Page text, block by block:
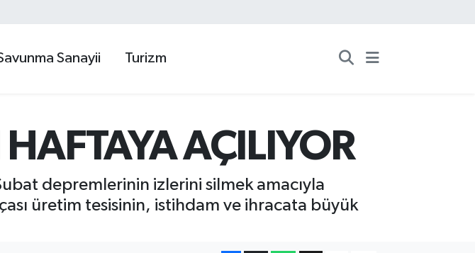
Sanayii Turizm
AÇILIYOR
depremlerinin izlerini silmek amacıyla
üretim tesisinin, istihdam ve ihracata büyük